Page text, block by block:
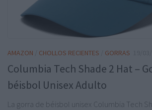
AMAZON CHOLLOS RECIENTES GORRAS
Columbia Tech Shade 2 Hat –
béisbol Unisex Adulto
La gorra de béisbol unisex Columbia Tech